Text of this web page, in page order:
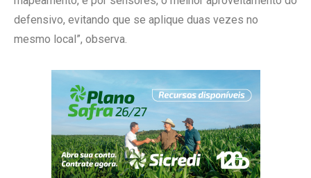
defensivo, evitando que se aplique duas vezes no
mesmo local”, observa.